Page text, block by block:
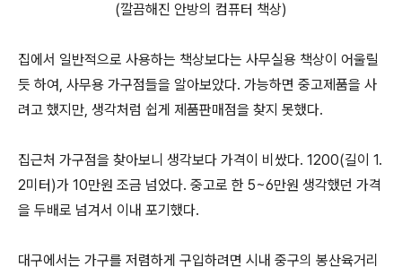
(깔끔해진 안방의 컴퓨터 책상)
집에서 일반적으로 사용하는 책상보다는 사무실용 책상이 어울릴
듯 하여, 사무용 가구점들을 알아보았다. 가능하면 중고제품을 사
려고 했지만, 생각처럼 쉽게 제품판매점을 찾지 못했다.
집근처 가구점을 찾아보니 생각보다 가격이 비쌌다. 1200(길이 1.
2미터)가 10만원 조금 넘었다. 중고로 한 5~6만원 생각했던 가격
을 두배로 넘겨서 이내 포기했다.
대구에서는 가구를 저렴하게 구입하려면 시내 중구의 봉산육거리